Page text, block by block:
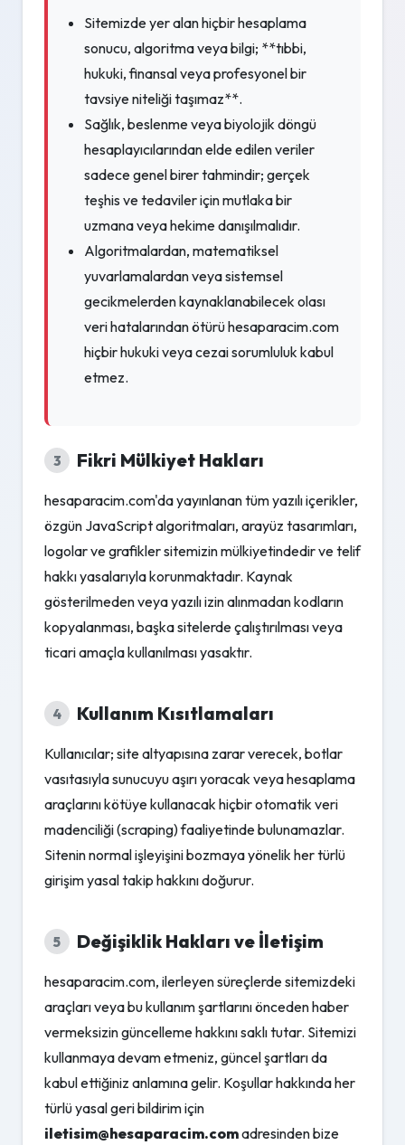
Sitemizde yer alan hiçbir hesaplama
sonucu, algoritma veya bilgi; **tıbbi,
hukuki, finansal veya profesyonel bir
tavsiye niteliği taşımaz**.
Sağlık, beslenme veya biyolojik döngü
hesaplayıcılarından elde edilen veriler
sadece genel birer tahmindir; gerçek
teşhis ve tedaviler için mutlaka bir
uzmana veya hekime danışılmalıdır.
Algoritmalardan, matematiksel
yuvarlamalardan veya sistemsel
gecikmelerden kaynaklanabilecek olası
veri hatalarından ötürü hesaparacim.com
hiçbir hukuki veya cezai sorumluluk kabul
etmez.
3 Fikri Mülkiyet Hakları
hesaparacim.com'da yayınlanan tüm yazılı içerikler,
özgün JavaScript algoritmaları, arayüz tasarımları,
logolar ve grafikler sitemizin mülkiyetindedir ve telif
hakkı yasalarıyla korunmaktadır. Kaynak
gösterilmeden veya yazılı izin alınmadan kodların
kopyalanması, başka sitelerde çalıştırılması veya
ticari amaçla kullanılması yasaktır.
4 Kullanım Kısıtlamaları
Kullanıcılar; site altyapısına zarar verecek, botlar
vasıtasıyla sunucuyu aşırı yoracak veya hesaplama
araçlarını kötüye kullanacak hiçbir otomatik veri
madenciliği (scraping) faaliyetinde bulunamazlar.
Sitenin normal işleyişini bozmaya yönelik her türlü
girişim yasal takip hakkını doğurur.
5 Değişiklik Hakları ve İletişim
hesaparacim.com, ilerleyen süreçlerde sitemizdeki
araçları veya bu kullanım şartlarını önceden haber
vermeksizin güncelleme hakkını saklı tutar. Sitemizi
kullanmaya devam etmeniz, güncel şartları da
kabul ettiğiniz anlamına gelir. Koşullar hakkında her
türlü yasal geri bildirim için
iletisim@hesaparacim.comadresinden bize